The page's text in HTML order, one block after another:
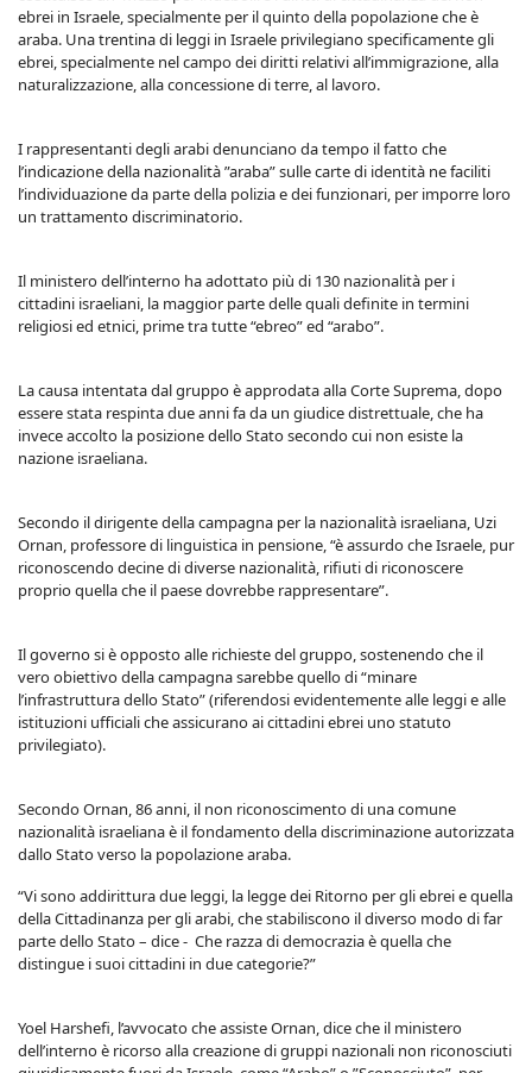
ebrei in Israele, specialmente per il quinto della popolazione che è
araba. Una trentina di leggi in Israele privilegiano specificamente gli
ebrei, specialmente nel campo dei diritti relativi all’immigrazione, alla
naturalizzazione, alla concessione di terre, al lavoro.
I rappresentanti degli arabi denunciano da tempo il fatto che
l’indicazione della nazionalità ”araba” sulle carte di identità ne faciliti
l’individuazione da parte della polizia e dei funzionari, per imporre loro
un trattamento discriminatorio.
Il ministero dell’interno ha adottato più di 130 nazionalità per i
cittadini israeliani, la maggior parte delle quali definite in termini
religiosi ed etnici, prime tra tutte “ebreo” ed “arabo”.
La causa intentata dal gruppo è approdata alla Corte Suprema, dopo
essere stata respinta due anni fa da un giudice distrettuale, che ha
invece accolto la posizione dello Stato secondo cui non esiste la
nazione israeliana.
Secondo il dirigente della campagna per la nazionalità israeliana, Uzi
Ornan, professore di linguistica in pensione, “è assurdo che Israele, pur
riconoscendo decine di diverse nazionalità, rifiuti di riconoscere
proprio quella che il paese dovrebbe rappresentare”.
Il governo si è opposto alle richieste del gruppo, sostenendo che il
vero obiettivo della campagna sarebbe quello di “minare
l’infrastruttura dello Stato” (riferendosi evidentemente alle leggi e alle
istituzioni ufficiali che assicurano ai cittadini ebrei uno statuto
privilegiato).
Secondo Ornan, 86 anni, il non riconoscimento di una comune
nazionalità israeliana è il fondamento della discriminazione autorizzata
dallo Stato verso la popolazione araba.
“Vi sono addirittura due leggi, la legge dei Ritorno per gli ebrei e quella
della Cittadinanza per gli arabi, che stabiliscono il diverso modo di far
parte dello Stato – dice - Che razza di democrazia è quella che
distingue i suoi cittadini in due categorie?”
Yoel Harshefi, l’avvocato che assiste Ornan, dice che il ministero
dell’interno è ricorso alla creazione di gruppi nazionali non riconosciuti